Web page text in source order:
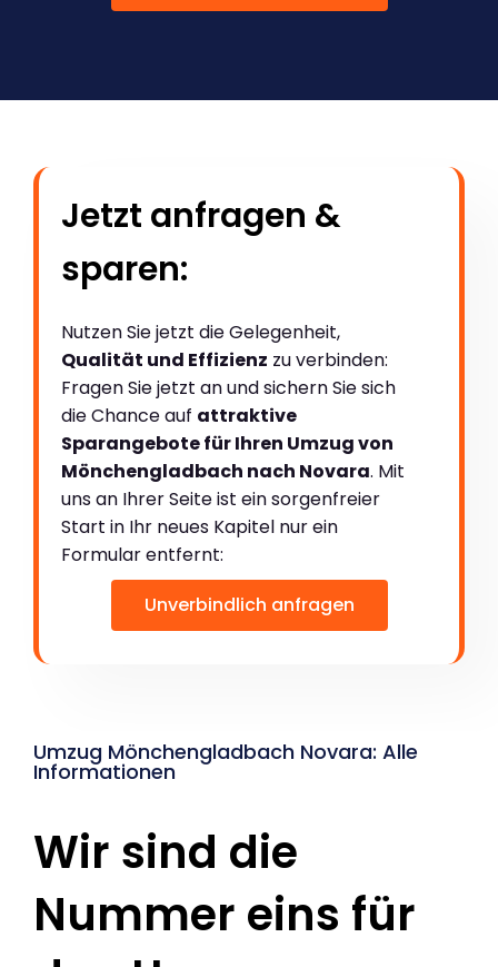
Jetzt anfragen &
sparen:
Nutzen Sie jetzt die Gelegenheit,
Qualität und Effizienz zu verbinden:
Fragen Sie jetzt an und sichern Sie sich
die Chance auf attraktive
Sparangebote für Ihren Umzug von
Mönchengladbach nach Novara. Mit
uns an Ihrer Seite ist ein sorgenfreier
Start in Ihr neues Kapitel nur ein
Formular entfernt:
Unverbindlich anfragen
Umzug Mönchengladbach Novara: Alle
Informationen
Wir sind die
Nummer eins für